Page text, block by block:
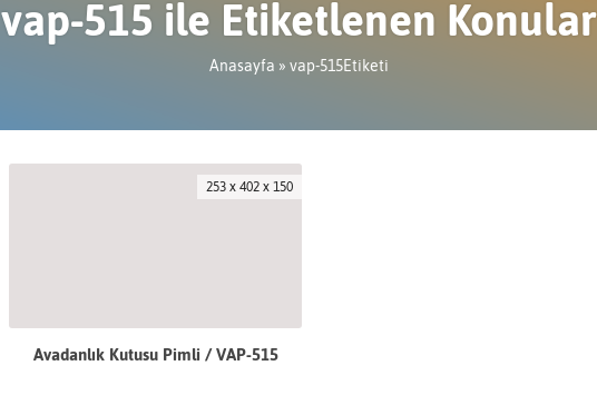
vap-515 ile Etiketlenen Konular
Anasayfa » vap-515Etiketi
253 x 402 x 150
Avadanlık Kutusu Pimli / VAP-515